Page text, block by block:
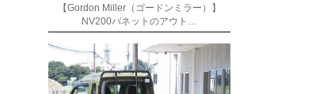
【Gordon Miller（ゴードンミラー）】
NV200バネットのアウト…